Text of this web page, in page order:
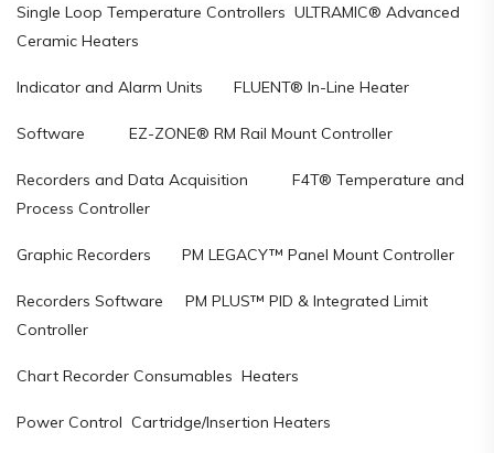
Single Loop Temperature Controllers ULTRAMIC® Advanced
Ceramic Heaters
Indicator and Alarm Units FLUENT® In-Line Heater
Software EZ-ZONE® RM Rail Mount Controller
Recorders and Data Acquisition F4T® Temperature and
Process Controller
Graphic Recorders PM LEGACY™ Panel Mount Controller
Recorders Software PM PLUS™ PID & Integrated Limit
Controller
Chart Recorder Consumables Heaters
Power Control Cartridge/Insertion Heaters